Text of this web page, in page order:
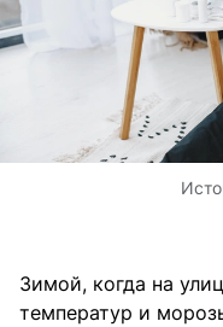
Зимой, когда на
температур и